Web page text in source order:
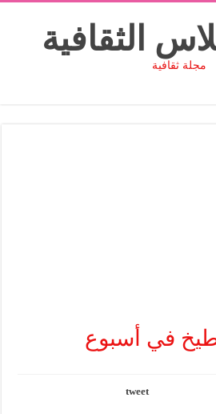
الثقافية
مجلة ثقافية
في أسبوع
tweet